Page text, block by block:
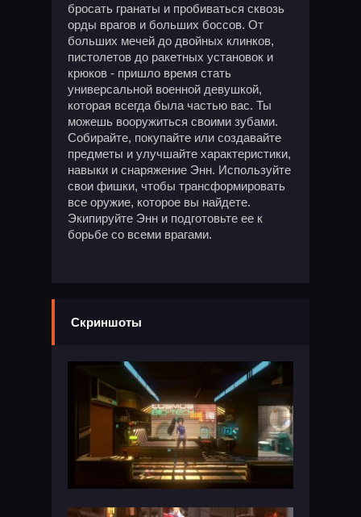
бросать гранаты и пробиваться сквозь
орды врагов и больших боссов. От
больших мечей до двойных клинков,
пистолетов до ракетных установок и
крюков - пришло время стать
универсальной военной девушкой,
которая всегда была частью вас. Ты
можешь вооружиться своими зубами.
Собирайте, покупайте или создавайте
предметы и улучшайте характеристики,
навыки и снаряжение Энн. Используйте
свои фишки, чтобы трансформировать
все оружие, которое вы найдете.
Экипируйте Энн и подготовьте ее к
борьбе со всеми врагами.
Скриншоты